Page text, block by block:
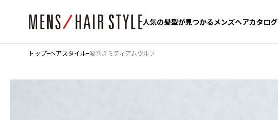
人気の髪型が見つかるメンズヘアカタログ
人気の髪型が見つかるメンズヘアカタログ
トップ ヘアスタイル 波巻きミディアムウルフ